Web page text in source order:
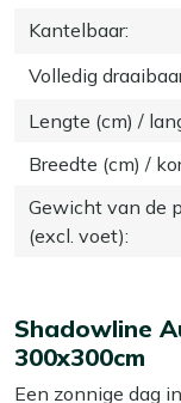
Kantelbaar:
Volledig
Lengte (cm) /
Breedte (cm) /
Gewicht van de
(excl. voet):
Shadowline
300x300cm
Een zonnige dag